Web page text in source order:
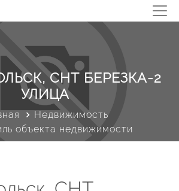
СНТ БЕРЕЗКА-2
УЛИЦА
Недвижимость
объекта недвижимости